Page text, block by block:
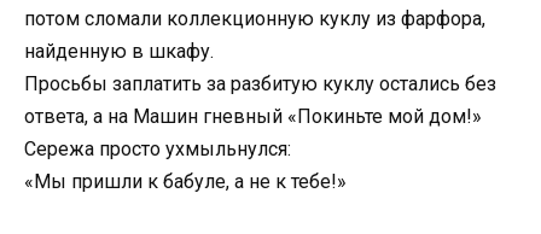
потом сломали коллекционную куклу из фарфора,
найденную в шкафу.
Просьбы заплатить за разбитую куклу остались без
ответа, а на Машин гневный «Покиньте мой дом!»
Сережа просто ухмыльнулся:
«Мы пришли к бабуле, а не к тебе!»